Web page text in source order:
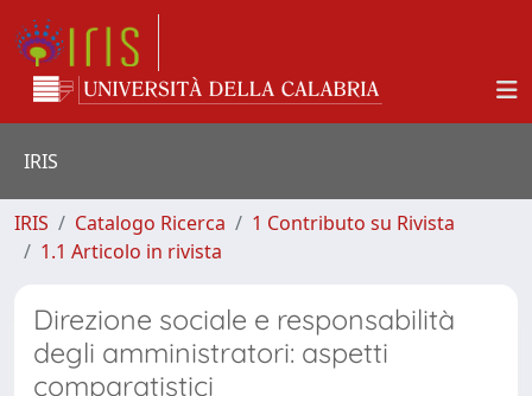
IRIS
IRIS Catalogo Ricerca
1 Contributo su Rivista
1.1 Articolo in rivista
Direzione sociale e responsabilità
degli amministratori: aspetti
comparatistici